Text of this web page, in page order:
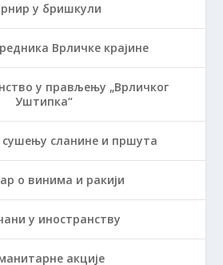
у бришкули
Врличке крајине
у прављењу „Врличког
Уштипка“
сланине и пршута
о винима и ракији
у иностранству
акције